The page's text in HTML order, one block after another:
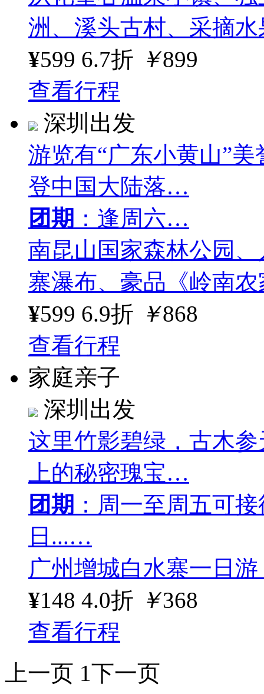
洲、溪头古村、采摘
¥599 6.7折 ￥899
查看行程
深圳出发
游览有“广东小黄山”
登中国大陆落…
团期 ：逢周六…
南昆山国家森林公园
寨瀑布、豪品《岭南
¥599 6.9折 ￥868
查看行程
家庭亲子
深圳出发
这里竹影碧绿，古木
上的秘密瑰宝…
团期 ：周一至周五可
日...…
广州增城白水寨一日
¥148 4.0折 ￥368
查看行程
上一页 1下一页